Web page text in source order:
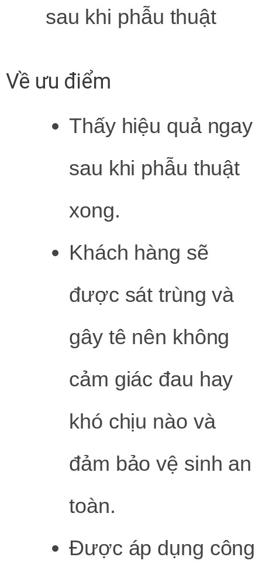
sau khi phẫu thuật
Về ưu điểm
Thấy hiệu quả ngay
sau khi phẫu thuật
xong.
Khách hàng sẽ
được sát trùng và
gây tê nên không
cảm giác đau hay
khó chịu nào và
đảm bảo vệ sinh an
toàn.
Được áp dụng công